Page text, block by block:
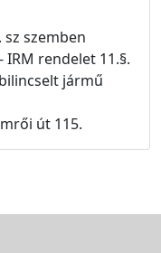
szemben
IRM rendelet 11.§.
jármű
út 115.